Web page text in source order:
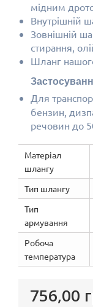
мідним
Внутрішній
Зовнішній
стирання,
Шланг
Для
бензин,
речовин до
Матеріал
шлангу
Тип шлангу
Тип
армування
Робоча
температура
756,00